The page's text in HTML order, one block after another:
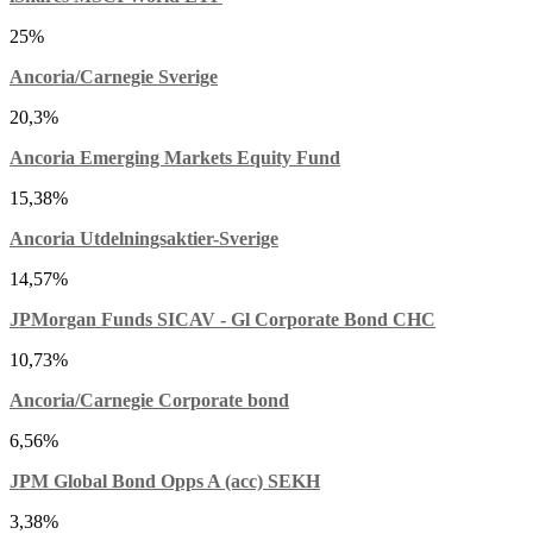
25%
Ancoria/Carnegie Sverige
20,3%
Ancoria Emerging Markets Equity Fund
15,38%
Ancoria Utdelningsaktier-Sverige
14,57%
JPMorgan Funds SICAV - Gl Corporate Bond CHC
10,73%
Ancoria/Carnegie Corporate bond
6,56%
JPM Global Bond Opps A (acc) SEKH
3,38%